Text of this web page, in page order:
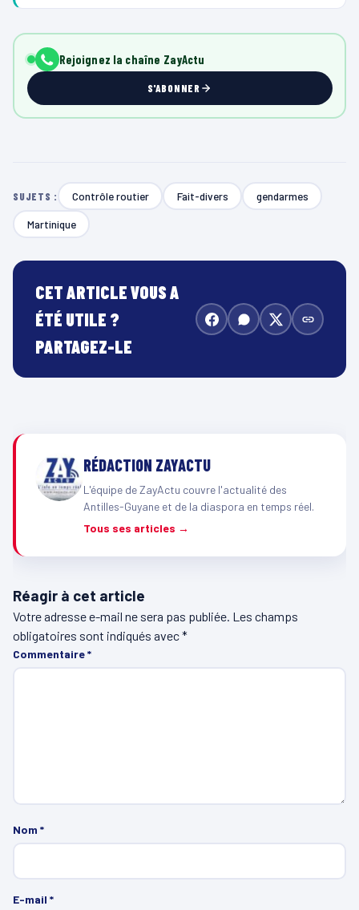
Rejoignez la chaîne ZayActu
S'ABONNER
SUJETS : Contrôle routier Fait-divers gendarmes
Martinique
CET ARTICLE VOUS A
ÉTÉ UTILE ?
PARTAGEZ-LE
RÉDACTION ZAYACTU
L'équipe de ZayActu couvre l'actualité des
Antilles-Guyane et de la diaspora en temps réel.
Tous ses articles →
Réagir à cet article
Votre adresse e-mail ne sera pas publiée. Les champs
obligatoires sont indiqués avec*
Commentaire*
Nom *
E-mail *